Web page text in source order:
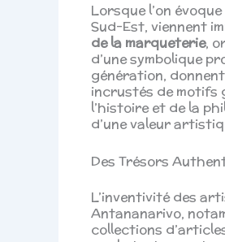
Lorsque l’on
Sud-Est, viennent
de la marqueterie,
d’une symbolique
génération,
incrustés de motifs
l’histoire et de la
d’une valeur
Des Trésors
L’inventivité des
Antananarivo,
collections